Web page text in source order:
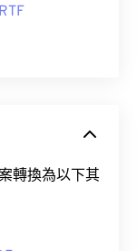
轉換為以下其